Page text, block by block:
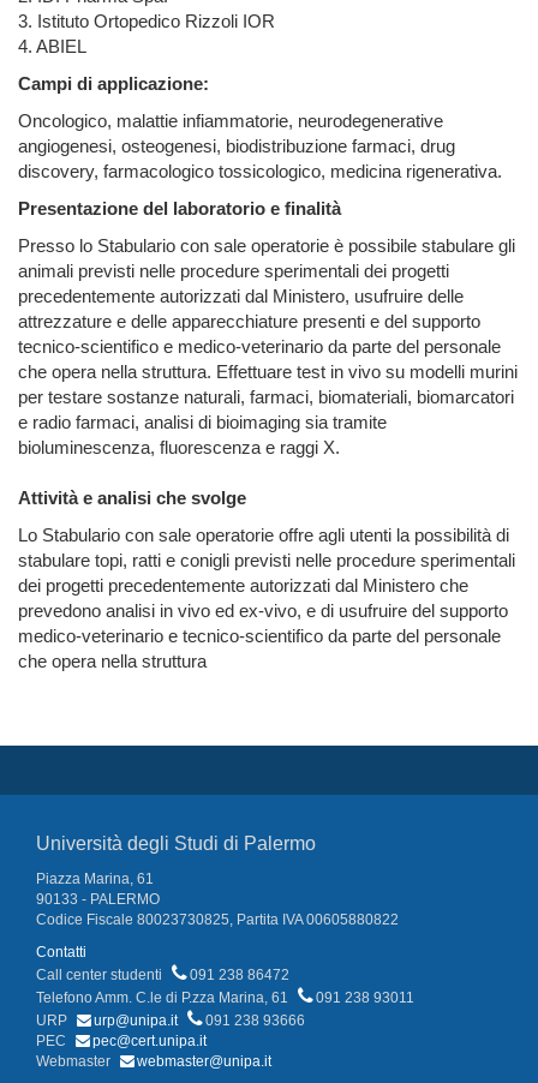
3. Istituto Ortopedico Rizzoli IOR
4. ABIEL
Campi di applicazione:
Oncologico, malattie infiammatorie, neurodegenerative
angiogenesi, osteogenesi, biodistribuzione farmaci, drug
discovery, farmacologico tossicologico, medicina rigenerativa.
Presentazione del laboratorio e finalità
Presso lo Stabulario con sale operatorie è possibile stabulare gli
animali previsti nelle procedure sperimentali dei progetti
precedentemente autorizzati dal Ministero, usufruire delle
attrezzature e delle apparecchiature presenti e del supporto
tecnico-scientifico e medico-veterinario da parte del personale
che opera nella struttura. Effettuare test in vivo su modelli murini
per testare sostanze naturali, farmaci, biomateriali, biomarcatori
e radio farmaci, analisi di bioimaging sia tramite
bioluminescenza, fluorescenza e raggi X.
Attività e analisi che svolge
Lo Stabulario con sale operatorie offre agli utenti la possibilità di
stabulare topi, ratti e conigli previsti nelle procedure sperimentali
dei progetti precedentemente autorizzati dal Ministero che
prevedono analisi in vivo ed ex-vivo, e di usufruire del supporto
medico-veterinario e tecnico-scientifico da parte del personale
che opera nella struttura
Università degli Studi di Palermo
Piazza Marina, 61
90133 - PALERMO
Codice Fiscale 80023730825, Partita IVA 00605880822
Contatti
Call center studenti
091 238 86472
Telefono Amm. C.le di P.zza Marina, 61
091 238 93011
URP
urp@unipa.it
091 238 93666
PEC
pec@cert.unipa.it
Webmaster
webmaster@unipa.it